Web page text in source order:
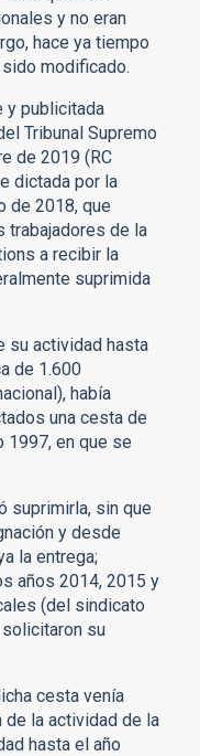
y no eran
hace ya tiempo
modificado.
y publicitada
Tribunal Supremo
de 2019 (RC
dictada por la
de 2018, que
trabajadores de la
a recibir la
suprimida
su actividad hasta
de 1.600
había
una cesta de
1997, en que se
suprimirla, sin que
y desde
la entrega;
años 2014, 2015 y
(del sindicato
solicitaron su
cesta venía
la actividad de la
hasta el año